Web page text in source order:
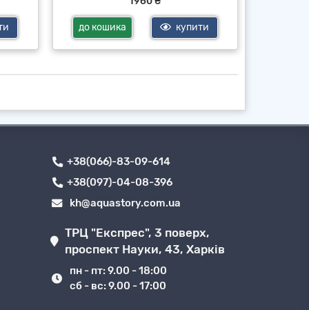
до кошика купити
+38(066)-83-09-614
+38(097)-04-08-396
kh@aquastory.com.ua
ТРЦ "Експрес", 3 поверх,
проспект Науки, 43, Харків
пн - пт: 9.00 - 18:00
сб - вс: 9.00 - 17:00